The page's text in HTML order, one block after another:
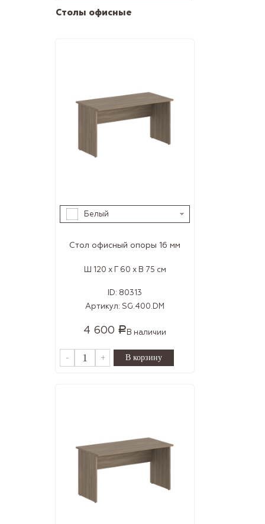
Столы офисные
Белый
Стол офисный опоры 16 мм
Ш 120 x Г 60 x В 75 см
ID: 80313
Артикул: SG.400.DM
4 600 Р В наличии
- +